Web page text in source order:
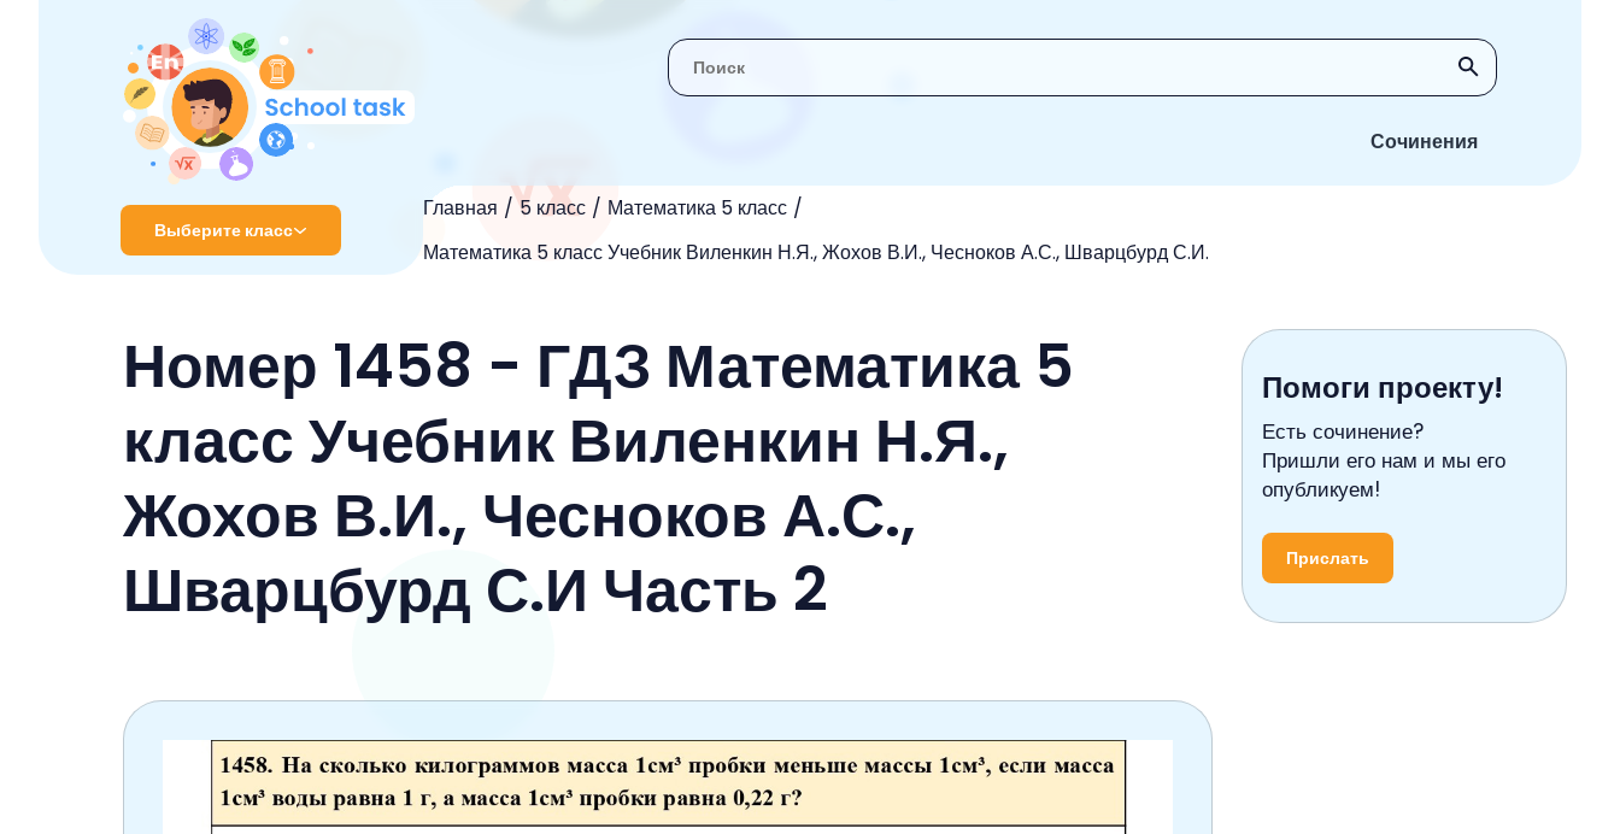
Сочинения
Выберите класс
Главная 5 класс
Математика 5 класс
Математика 5 класс Учебник Виленкин Н.Я., Жохов В.И., Чесноков А.С., Шварцбурд С.И.
2 класс
4 класс
5 класс
7 класс
9 класс
Номер 1458 - ГДЗ Математика 5
класс Учебник Виленкин Н.Я.,
Жохов В.И., Чесноков А.С.,
Шварцбурд С.И Часть 2
Помоги проекту!
Есть сочинение?
Пришли его нам и мы его
опубликуем!
Прислать